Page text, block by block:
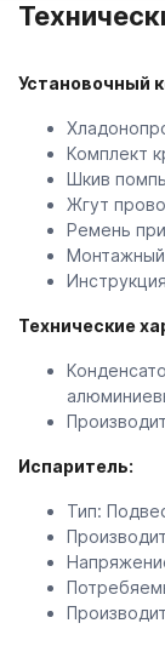
Установочный
Комплект
Шкив
Жгут
Ремень
Технические
Испаритель:
Тип: